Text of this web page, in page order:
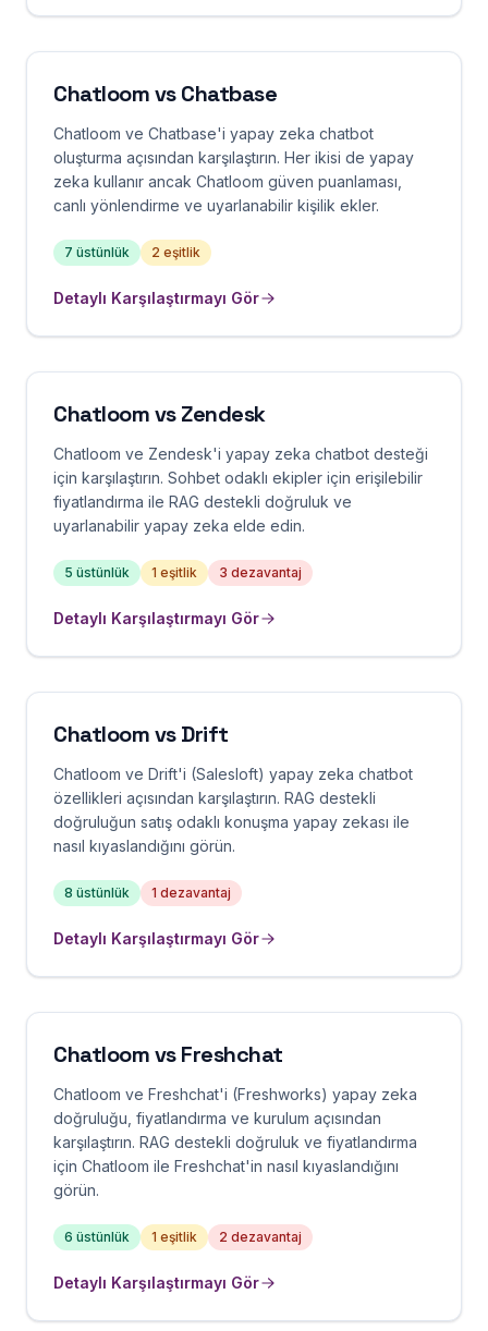
Chatloom vsChatbase
Chatloom ve Chatbase'i yapay zeka chatbot
oluşturma açısından karşılaştırın. Her ikisi de yapay
zeka kullanır ancak Chatloom güven puanlaması,
canlı yönlendirme ve uyarlanabilir kişilik ekler.
7 üstünlük 2 eşitlik
Detaylı Karşılaştırmayı Gör
Chatloom vsZendesk
Chatloom ve Zendesk'i yapay zeka chatbot desteği
için karşılaştırın. Sohbet odaklı ekipler için erişilebilir
fiyatlandırma ile RAG destekli doğruluk ve
uyarlanabilir yapay zeka elde edin.
5 üstünlük 1 eşitlik 3 dezavantaj
Detaylı Karşılaştırmayı Gör
Chatloom vsDrift
Chatloom ve Drift'i (Salesloft) yapay zeka chatbot
özellikleri açısından karşılaştırın. RAG destekli
doğruluğun satış odaklı konuşma yapay zekası ile
nasıl kıyaslandığını görün.
8 üstünlük 1 dezavantaj
Detaylı Karşılaştırmayı Gör
Chatloom vsFreshchat
Chatloom ve Freshchat'i (Freshworks) yapay zeka
doğruluğu, fiyatlandırma ve kurulum açısından
karşılaştırın. RAG destekli doğruluk ve fiyatlandırma
için Chatloom ile Freshchat'in nasıl kıyaslandığını
görün.
6 üstünlük 1 eşitlik 2 dezavantaj
Detaylı Karşılaştırmayı Gör